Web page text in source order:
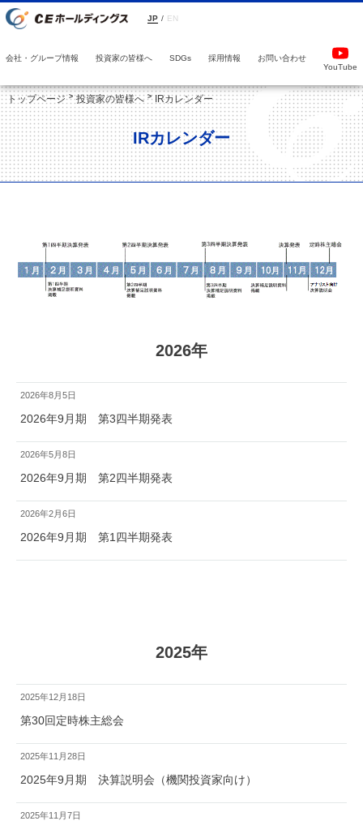
JP / EN
会社・グループ情報 投資家の皆様へ SDGs 採用情報
お問い合わせ
YouTube
トップページ 投資家の皆様へ IRカレンダー
IRカレンダー
2026年
2026年8月5日
2026年9月期 第3四半期発表
2026年5月8日
2026年9月期 第2四半期発表
2026年2月6日
2026年9月期 第1四半期発表
2025年
2025年12月18日
第30回定時株主総会
2025年11月28日
2025年9月期 決算説明会（機関投資家向け）
2025年11月7日